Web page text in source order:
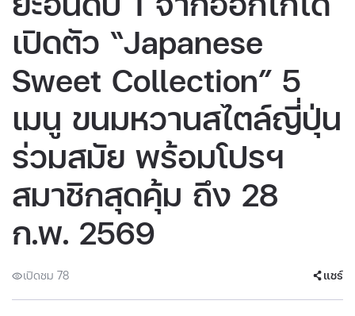
เปิดตัว “Japanese
Sweet Collection” 5
เมนู ขนมหวานสไตล์ญี่ปุ่น
ร่วมสมัย พร้อมโปรฯ
สมาชิกสุดคุ้ม ถึง 28
ก.พ. 2569
เปิดชม 78 แชร์